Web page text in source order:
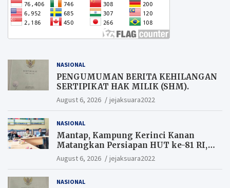
NASIONAL
PENGUMUMAN BERITA KEHILANGAN
SERTIPIKAT HAK MILIK (SHM).
August 6, 2026 jejaksuara2022
NASIONAL
Mantap, Kampung Kerinci Kanan
Matangkan Persiapan HUT ke-81 RI,
Warga yang ikut Upacara
Berkesempatan Raih Hadiah
August 6, 2026 jejaksuara2022
NASIONAL